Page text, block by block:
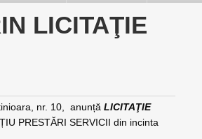
LICITAŢIE
nr. 10, anunțăLICITAŢIE
PRESTĂRI SERVICII din incinta